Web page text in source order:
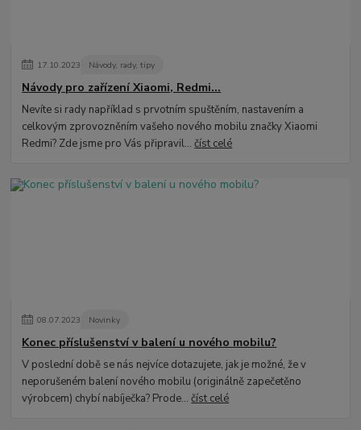
17.10.2023 Návody, rady, tipy
Návody pro zařízení Xiaomi, Redmi...
Nevíte si rady například s prvotním spuštěním, nastavením a
celkovým zprovozněním vašeho nového mobilu značky Xiaomi
Redmi? Zde jsme pro Vás připravil...číst celé
08.07.2023 Novinky
Konec příslušenství v balení u nového mobilu?
V poslední době se nás nejvíce dotazujete, jak je možné, že v
neporušeném balení nového mobilu (originálně zapečetěno
výrobcem) chybí nabíječka? Prode...číst celé